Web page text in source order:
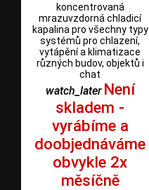
koncentrovaná
mrazuvzdorná chladicí
kapalina pro všechny typy
systémů pro chlazení,
vytápění a klimatizace
různých budov, objektů i
chat
watch_later Není
skladem -
vyrábíme a
doobjednáváme
obvykle 2x
měsíčně